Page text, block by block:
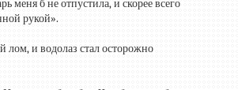
меня б не отпустила, и скорее всего
рукой».
лом, и водолаз стал осторожно